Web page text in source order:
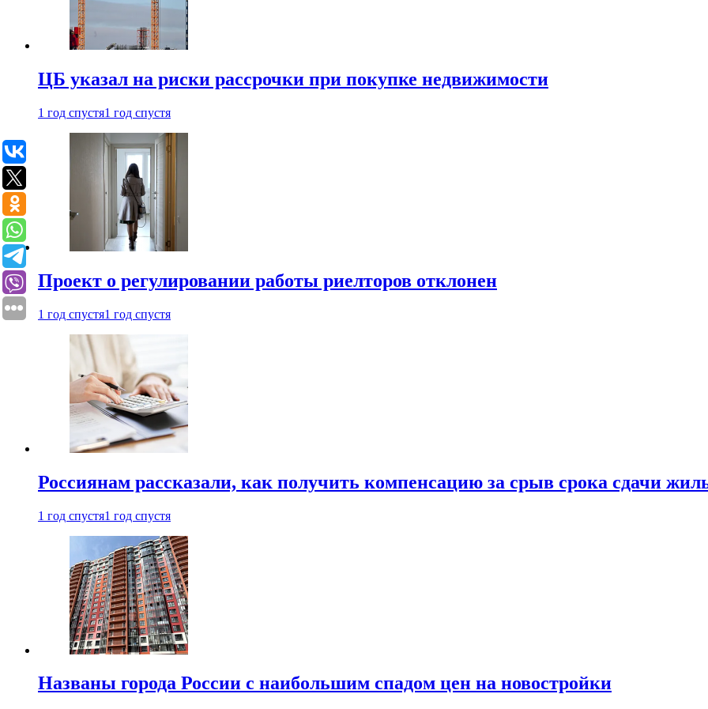
ЦБ указал на риски рассрочки при покупке недвижимости
1 год спустя1 год спустя
Проект о регулировании работы риелторов отклонен
1 год спустя1 год спустя
Россиянам рассказали, как получить компенсацию за срыв срока сдачи
1 год спустя1 год спустя
Названы города России с наибольшим спадом цен на новостройки